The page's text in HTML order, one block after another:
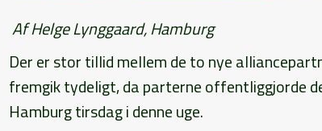
Af Helge Lynggaard, Hamburg
Der er stor tillid mellem de to nye
fremgik tydeligt, da parterne offentliggjorde
Hamburg tirsdag i denne uge.